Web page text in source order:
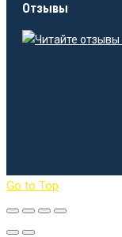
Отзывы
Go to Top